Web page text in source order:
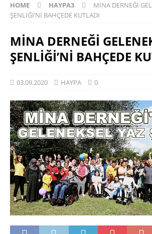
HOME HAYPA3
MİNA DERNEĞİ
ŞENLİĞİ’Nİ BAHÇEDE KUTLADI
MİNA DERNEĞİ
ŞENLİĞİ’Nİ BAHÇEDE
03.09.2020 HAYPA 0